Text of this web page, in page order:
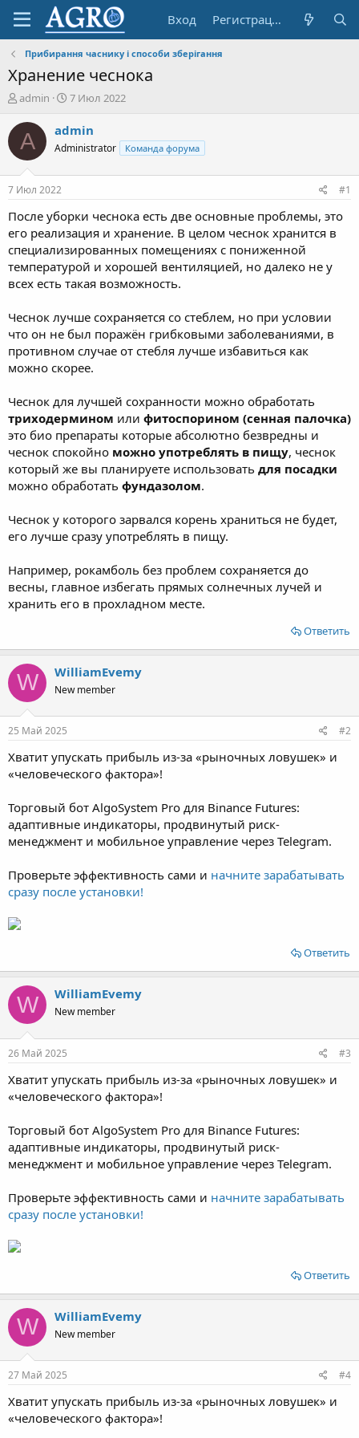
Вход Регистрация
Прибирання часнику і способи зберігання
Хранение чеснока
А
т
о
р
е
м
ы
admin
Д
т
н
л
а
7 Июл 2022
A admin
Administrator Команда форума
7 Июл 2022 #1
После уборки чеснока есть две основные проблемы, это
его реализация и хранение. В целом чеснок хранится в
специализированных помещениях с пониженной
температурой и хорошей вентиляцией, но далеко не у
всех есть такая возможность.
Чеснок лучше сохраняется со стеблем, но при условии
что он не был поражён грибковыми заболеваниями, в
противном случае от стебля лучше избавиться как
можно скорее.
Чеснок для лучшей сохранности можно обработать
триходермином или фитоспорином (сенная палочка)
это био препараты которые абсолютно безвредны и
чеснок спокойно можно употреблять в пищу, чеснок
который же вы планируете использовать для посадки
можно обработать фундазолом.
Чеснок у которого зарвался корень храниться не будет,
его лучше сразу употреблять в пищу.
Например, рокамболь без проблем сохраняется до
весны, главное избегать прямых солнечных лучей и
хранить его в прохладном месте.
Ответить
W WilliamEvemy
New member
25 Май 2025 #2
Хватит упускать прибыль из-за «рыночных ловушек» и
«человеческого фактора»!
Торговый бот AlgoSystem Pro для Binance Futures:
адаптивные индикаторы, продвинутый риск-
менеджмент и мобильное управление через Telegram.
Проверьте эффективность сами и начните зарабатывать
сразу после установки!
Ответить
W WilliamEvemy
New member
26 Май 2025 #3
Хватит упускать прибыль из-за «рыночных ловушек» и
«человеческого фактора»!
Торговый бот AlgoSystem Pro для Binance Futures:
адаптивные индикаторы, продвинутый риск-
менеджмент и мобильное управление через Telegram.
Проверьте эффективность сами и начните зарабатывать
сразу после установки!
Ответить
W WilliamEvemy
New member
27 Май 2025 #4
Хватит упускать прибыль из-за «рыночных ловушек» и
«человеческого фактора»!